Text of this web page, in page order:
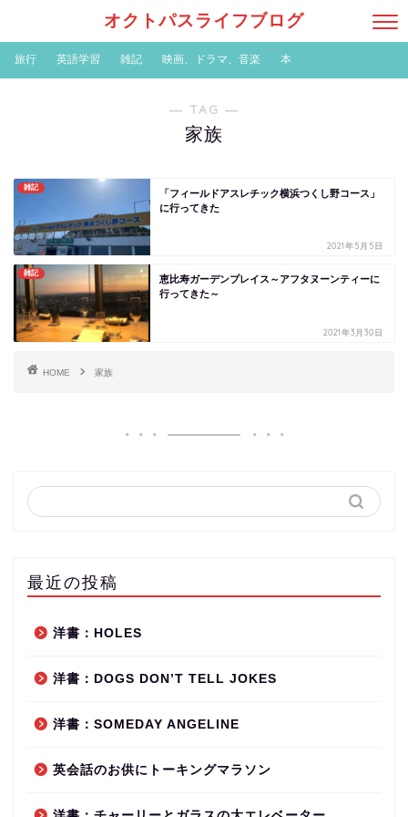
オクトパスライフブログ
旅行 英語学習 雑記 映画、ドラマ、音楽 本
― TAG ―
家族
雑記
「フィールドアスレチック横浜つくし野コース」
に行ってきた
2021年5月5日
雑記
恵比寿ガーデンプレイス～アフタヌーンティーに
行ってきた～
2021年3月30日
HOME 家族
最近の投稿
洋書：HOLES
洋書：DOGS DON’T TELL JOKES
洋書：SOMEDAY ANGELINE
英会話のお供にトーキングマラソン